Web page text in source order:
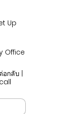
Up
Office
กลับ |